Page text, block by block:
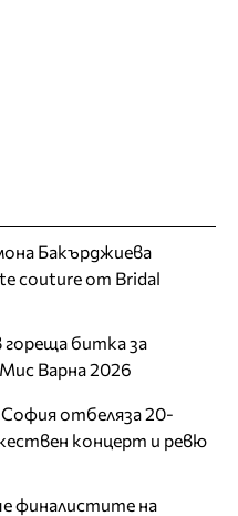
Бакърджиева
couture от Bridal
гореща битка за
Варна 2026
отбеляза 20-
концерт и ревю
финалистите на